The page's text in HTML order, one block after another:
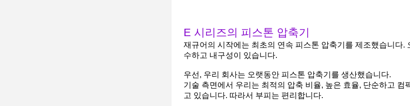
E 시리즈의 피스톤 압축기
재규어의 시작에는 최초의 연속 피스톤 압축기를 제조했습니다.
수하고 내구성이 있습니다.
우선, 우리 회사는 오랫동안 피스톤 압축기를 생산했습니다.
기술 측면에서 우리는 최적의 압축 비율, 높은 효율, 단순하고 컴
고 있습니다. 따라서 부피는 편리합니다.